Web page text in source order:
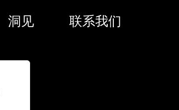
洞见 联系我们